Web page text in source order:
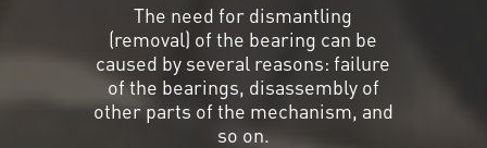
The need for dismantling
(removal) of the bearing can be
caused by several reasons: failure
of the bearings, disassembly of
other parts of the mechanism, and
so on.